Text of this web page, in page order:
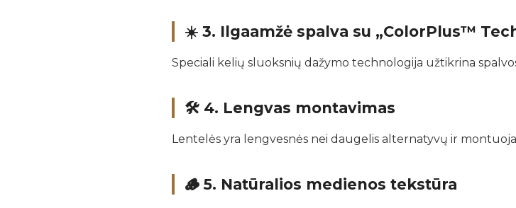
☀️ 3. Ilgaamžė spalva su „ColorPlus™
Speciali kelių sluoksnių dažymo technologija užtikrina
🛠️ 4. Lengvas montavimas
Lentelės yra lengvesnės nei daugelis alternatyvų ir
🪵 5. Natūralios medienos tekstūra